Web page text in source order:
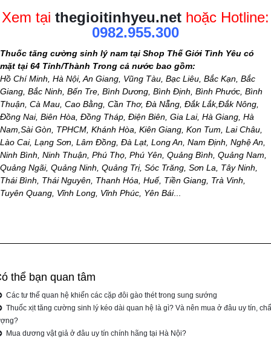
Xem tại thegioitinhyeu.net hoặc Hotline:
0982.955.300
Thuốc tăng cường sinh lý nam tại Shop Thế Giới Tình Yêu có
mặt tại 64 Tỉnh/Thành Trong cả nước bao gồm:
Hồ Chí Minh, Hà Nội, An Giang, Vũng Tàu, Bạc Liêu, Bắc Kạn, Bắc
Giang, Bắc Ninh, Bến Tre, Bình Dương, Bình Định, Bình Phước, Bình
Thuận, Cà Mau, Cao Bằng, Cần Thơ, Đà Nẵng, Đắk Lắk,Đắk Nông,
Đồng Nai, Biên Hòa, Đồng Tháp, Điện Biên, Gia Lai, Hà Giang, Hà
Nam,Sài Gòn, TPHCM, Khánh Hòa, Kiên Giang, Kon Tum, Lai Châu,
Lào Cai, Lạng Sơn, Lâm Đồng, Đà Lạt, Long An, Nam Định, Nghệ An,
Ninh Bình, Ninh Thuận, Phú Thọ, Phú Yên, Quảng Bình, Quảng Nam,
Quảng Ngãi, Quảng Ninh, Quảng Trị, Sóc Trăng, Sơn La, Tây Ninh,
Thái Bình, Thái Nguyên, Thanh Hóa, Huế, Tiền Giang, Trà Vinh,
Tuyên Quang, Vĩnh Long, Vĩnh Phúc, Yên Bái...
thể bạn quan tâm
Các tư thế quan hệ khiến các cặp đôi gào thét trong sung sướng
Thuốc xịt tăng cường sinh lý kéo dài quan hệ là gì? Và nên mua ở đâu uy tín,
Mua dương vật giả ở đâu uy tín chính hãng tại Hà Nội?